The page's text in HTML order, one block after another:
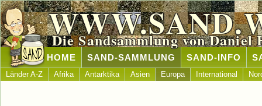
Die Sandsammlung von Daniel
HOME SAND-SAMMLUNG SAND-INFO
Länder A-Z Afrika Antarktika Asien Europa International